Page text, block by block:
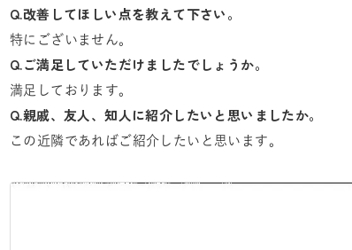
Q.改善してほしい点を教えて下さい。
特にございません。
Q.ご満足していただけましたでしょうか。
満足しております。
Q.親戚、友人、知人に紹介したいと思いましたか。
この近隣であればご紹介したいと思います。